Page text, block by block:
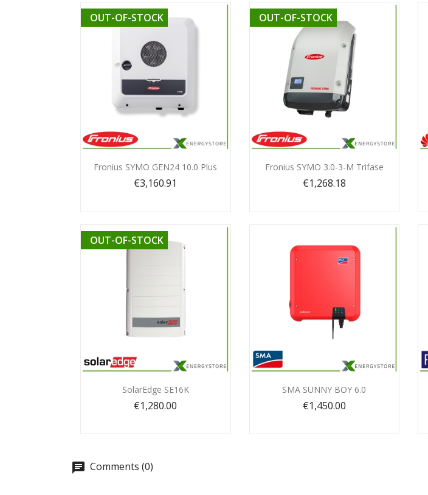
Quick view
Fronius SYMO GEN24 10.0 Plus
€3,160.91
OUT-OF-STOCK
Quick view
Fronius SYMO 3.0-3-M Trifase
€1,268.18
OUT-OF-STOCK
Quick view
SolarEdge SE16K
€1,280.00
OUT-OF-STOCK
Quick view
SMA SUNNY BOY 6.0
€1,450.00
Comments (0)